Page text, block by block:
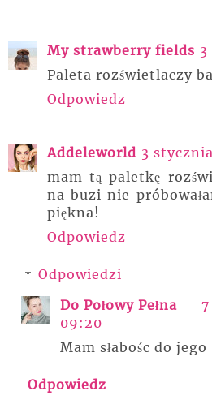
My strawberry fields
Paleta rozświetlaczy
Odpowiedz
Addeleworld 3
mam tą paletkę
na buzi nie
piękna!
Odpowiedz
Odpowiedzi
Do Połowy Pełna
09:20
Mam słabośc do
Odpowiedz